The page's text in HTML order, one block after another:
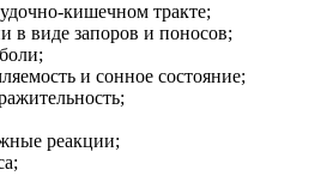
кишечном тракте;
в виде запоров и поносов;
и сонное состояние;
реакции;